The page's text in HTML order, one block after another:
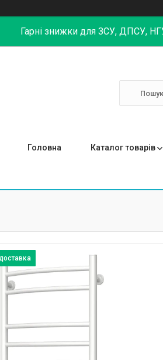
Гарні знижки для ЗСУ, ДПСУ,
Головна Каталог товарів